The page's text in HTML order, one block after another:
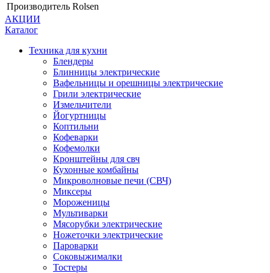
Производитель Rolsen
АКЦИИ
Каталог
Техника для кухни
Блендеры
Блинницы электрические
Вафельницы и орешницы электрические
Грили электрические
Измельчители
Йогуртницы
Коптильни
Кофеварки
Кофемолки
Кронштейны для свч
Кухонные комбайны
Микроволновые печи (СВЧ)
Миксеры
Мороженицы
Мультиварки
Мясорубки электрические
Ножеточки электрические
Пароварки
Соковыжималки
Тостеры